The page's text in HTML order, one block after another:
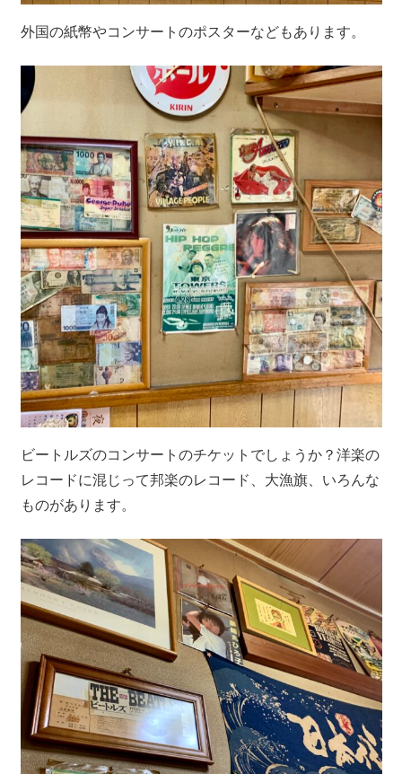
外国の紙幣やコンサートのポスターなどもあります。
ビートルズのコンサートのチケットでしょうか？洋楽の
レコードに混じって邦楽のレコード、大漁旗、いろんな
ものがあります。